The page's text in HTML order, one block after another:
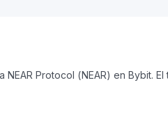
Protocol (NEAR) en Bybit.